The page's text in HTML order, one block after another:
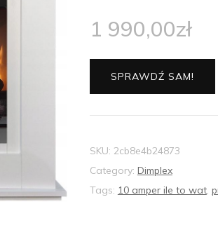
1 990,00zł
SPRAWDŹ SAM!
SKU: 2cb8e4b24873
Category: Dimplex
Tags: 10 amper ile to wat,